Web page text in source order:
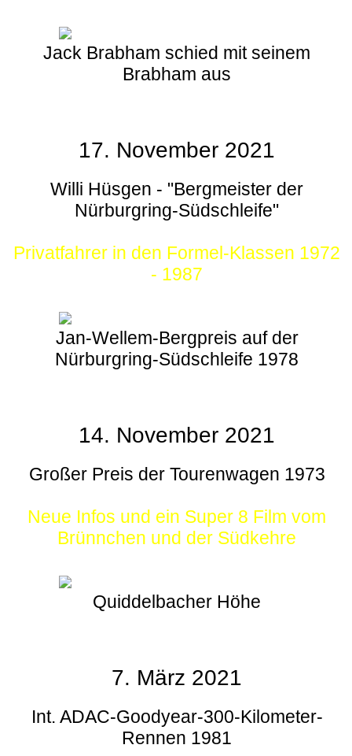
Jack Brabham schied mit seinem
Brabham aus
17. November 2021
Willi Hüsgen - "Bergmeister der
Nürburgring-Südschleife"
Privatfahrer in den Formel-Klassen 1972
- 1987
Jan-Wellem-Bergpreis auf der
Nürburgring-Südschleife 1978
14. November 2021
Großer Preis der Tourenwagen 1973
Neue Infos und ein Super 8 Film vom
Brünnchen und der Südkehre
Quiddelbacher Höhe
7. März 2021
Int. ADAC-Goodyear-300-Kilometer-
Rennen 1981